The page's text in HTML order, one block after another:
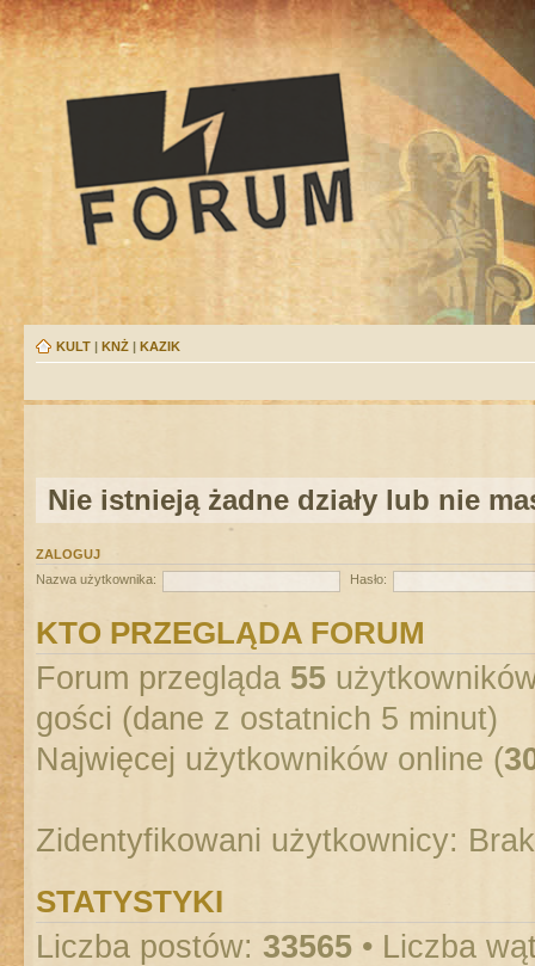
KULT | KNŻ | KAZIK
Nie istnieją żadne działy lub nie
ZALOGUJ
Nazwa użytkownika:
Hasło:
KTO PRZEGLĄDA FORUM
Forum przegląda 55
gości (dane z ostatnich 5 minut)
Najwięcej użytkowników online (
Zidentyfikowani użytkownicy:
STATYSTYKI
Liczba postów: 33565 • Liczba